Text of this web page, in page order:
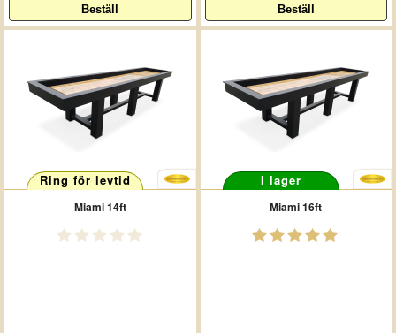
Ring för levtid
Miami 14ft
I lager
Miami 16ft